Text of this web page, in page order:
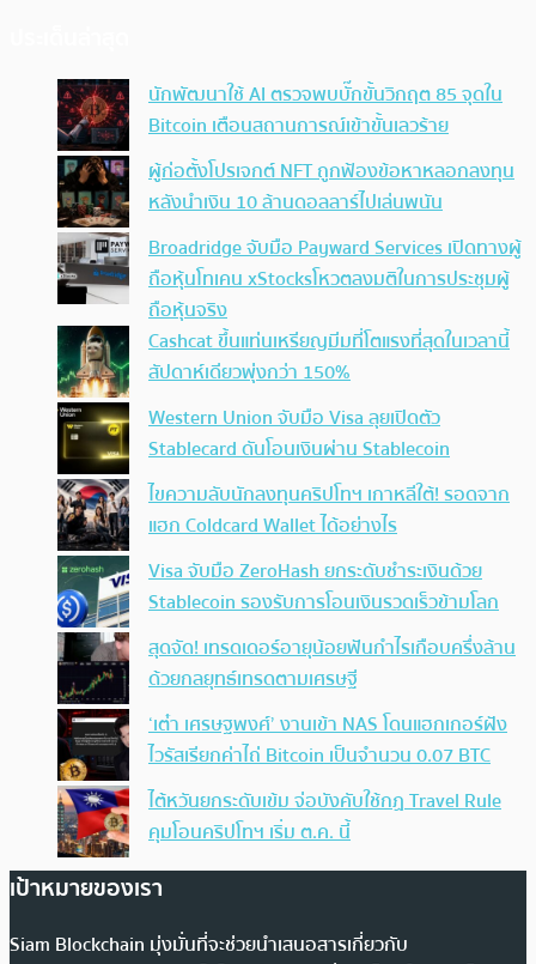
นักพัฒนาใช้ AI ตรวจพบบั๊กขั้นวิกฤต 85 จุดใน
Bitcoin เตือนสถานการณ์เข้าขั้นเลวร้าย
ผู้ก่อตั้งโปรเจกต์ NFT ถูกฟ้องข้อหาหลอกลงทุน
หลังนำเงิน 10 ล้านดอลลาร์ไปเล่นพนัน
Broadridge จับมือ Payward Services เปิดทางผู้
ถือหุ้นโทเคน xStocksโหวตลงมติในการประชุมผู้
ถือหุ้นจริง
Cashcat ขึ้นแท่นเหรียญมีมที่โตแรงที่สุดในเวลานี้
สัปดาห์เดียวพุ่งกว่า 150%
Western Union จับมือ Visa ลุยเปิดตัว
Stablecard ดันโอนเงินผ่าน Stablecoin
ไขความลับนักลงทุนคริปโทฯ เกาหลีใต้! รอดจาก
แฮก Coldcard Wallet ได้อย่างไร
Visa จับมือ ZeroHash ยกระดับชำระเงินด้วย
Stablecoin รองรับการโอนเงินรวดเร็วข้ามโลก
สุดจัด! เทรดเดอร์อายุน้อยฟันกำไรเกือบครึ่งล้าน
ด้วยกลยุทธ์เทรดตามเศรษฐี
‘เต๋า เศรษฐพงศ์’ งานเข้า NAS โดนแฮกเกอร์ฝัง
ไวรัสเรียกค่าไถ่ Bitcoin เป็นจำนวน 0.07 BTC
ไต้หวันยกระดับเข้ม จ่อบังคับใช้กฏ Travel Rule
คุมโอนคริปโทฯ เริ่ม ต.ค. นี้
เป้าหมายของเรา
Siam Blockchain มุ่งมั่นที่จะช่วยนำเสนอสารเกี่ยวกับ